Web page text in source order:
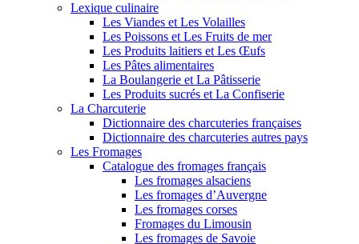
Lexique culinaire
Les Viandes et Les Volailles
Les Poissons et Les Fruits de mer
Les Produits laitiers et Les Œufs
Les Pâtes alimentaires
La Boulangerie et La Pâtisserie
Les Produits sucrés et La Confiserie
La Charcuterie
Dictionnaire des charcuteries françaises
Dictionnaire des charcuteries autres pays
Les Fromages
Catalogue des fromages français
Les fromages alsaciens
Les fromages d’Auvergne
Les fromages corses
Fromages du Limousin
Les fromages de Savoie